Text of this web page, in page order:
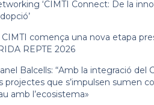
‘CIMTI Connect: De la
CIMTI comença una nova etapa
REPTE 2026
Balcells: “Amb la integració del
projectes que s’impulsen sumen
amb l’ecosistema»